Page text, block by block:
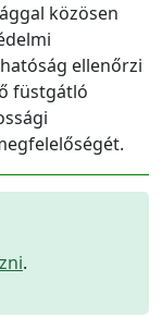
közösen
ellenőrzi
füstgátló
.